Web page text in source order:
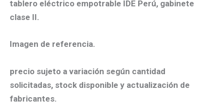
tablero eléctrico empotrable IDE Perú, gabinete
clase II.
Imagen de referencia.
precio sujeto a variación según cantidad
solicitadas, stock disponible y actualización de
fabricantes.